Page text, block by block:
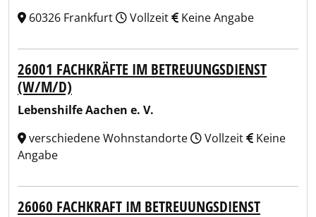
60326 Frankfurt
Vollzeit Keine Angabe
26001 FACHKRÄFTE IM BETREUUNGSDIENST
(W/M/D)
Lebenshilfe Aachen e. V.
verschiedene Wohnstandorte
Vollzeit
Keine
Angabe
26060 FACHKRAFT IM BETREUUNGSDIENST